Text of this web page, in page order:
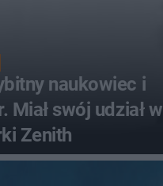
naukowiec i
Miał swój udział w
Zenith